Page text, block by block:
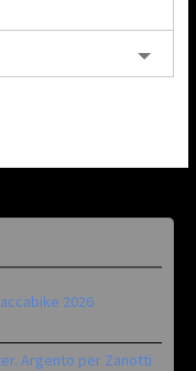
2026
Argento per Zanotti